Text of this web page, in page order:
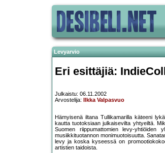
Levyarvio
Eri esittäjiä:
Julkaistu: 06.11.2002
Arvostelija:
Ilkka Valpasvuo
Hämyisenä iltana Tullikamarilla käteeni
kautta tuotoksiaan julkaisevilta yhtyeiltä.
Suomen riippumattomien levy-
musiikkituotannon monimuotoisuutta.
levy ja koska kyseessä on
artistien taidoista.